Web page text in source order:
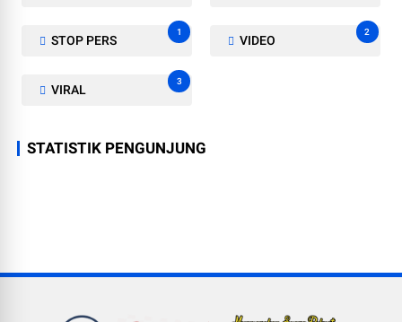
STOP PERS
1
VIDEO
2
VIRAL
3
STATISTIK PENGUNJUNG